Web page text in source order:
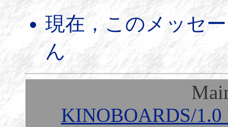
現在，このメッセ
ん
KINOBOARDS/1.0